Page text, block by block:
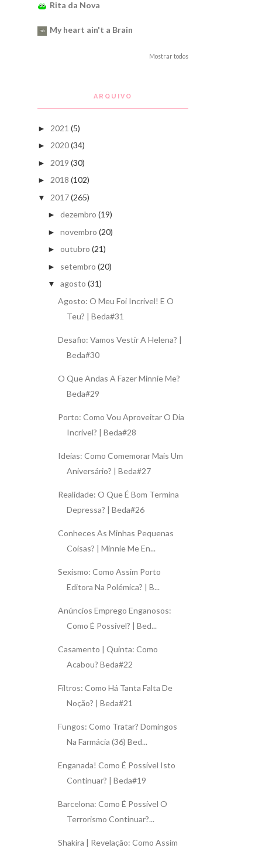
Rita da Nova
My heart ain't a Brain
Mostrar todos
ARQUIVO
► 2021 (5)
► 2020(34)
► 2019 (30)
► 2018 (102)
▼ 2017(265)
► dezembro (19)
► novembro (20)
► outubro (21)
► setembro (20)
▼ agosto (31)
Agosto: O Meu Foi Incrível! E O
Teu? | Beda#31
Desafio: Vamos Vestir A Helena? |
Beda#30
O Que Andas A Fazer Minnie Me?
Beda#29
Porto: Como Vou Aproveitar O Dia
Incrível? | Beda#28
Ideias: Como Comemorar Mais Um
Aniversário? | Beda#27
Realidade: O Que É Bom Termina
Depressa? | Beda#26
Conheces As Minhas Pequenas
Coisas? | Minnie Me En...
Sexismo: Como Assim Porto
Editora Na Polémica? | B...
Anúncios Emprego Enganosos:
Como É Possível? | Bed...
Casamento | Quinta: Como
Acabou? Beda#22
Filtros: Como Há Tanta Falta De
Noção? | Beda#21
Fungos: Como Tratar? Domingos
Na Farmácia (36) Bed...
Enganada! Como É Possível Isto
Continuar? | Beda#19
Barcelona: Como É Possível O
Terrorismo Continuar?...
Shakira | Revelação: Como Assim